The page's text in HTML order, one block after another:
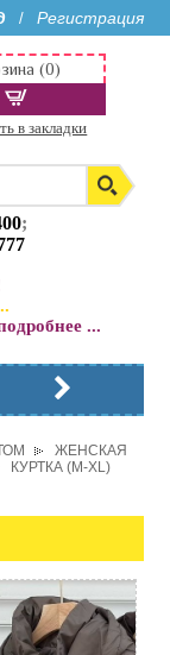
/ Регистрация
;
...
(0)
в закладки
ЖЕНСКАЯ
КУРТКА (M-XL)